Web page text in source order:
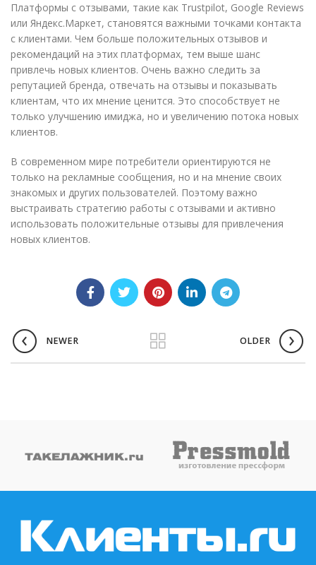
Платформы с отзывами, такие как Trustpilot, Google Reviews
или Яндекс.Маркет, становятся важными точками контакта
с клиентами. Чем больше положительных отзывов и
рекомендаций на этих платформах, тем выше шанс
привлечь новых клиентов. Очень важно следить за
репутацией бренда, отвечать на отзывы и показывать
клиентам, что их мнение ценится. Это способствует не
только улучшению имиджа, но и увеличению потока новых
клиентов.
В современном мире потребители ориентируются не
только на рекламные сообщения, но и на мнение своих
знакомых и других пользователей. Поэтому важно
выстраивать стратегию работы с отзывами и активно
использовать положительные отзывы для привлечения
новых клиентов.
NEWER OLDER